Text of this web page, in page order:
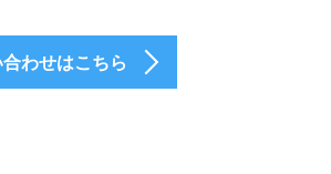
わせはこちら